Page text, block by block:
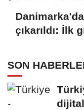
çıkarıldı: İlk
SON